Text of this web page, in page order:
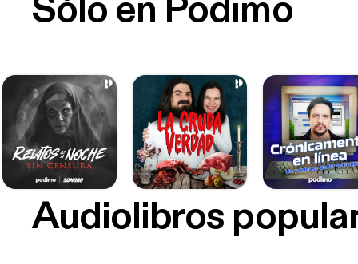
Sólo en Podimo
Audiolibros